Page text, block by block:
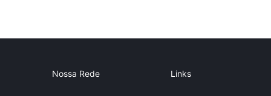
Nossa Rede Links